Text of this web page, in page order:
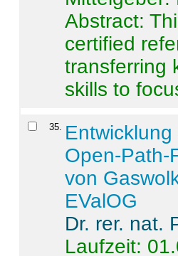
Abstract:
certified
transferring
skills to
35.
Open-Path-
von
EValOG
Dr. rer. nat.
Laufzeit: